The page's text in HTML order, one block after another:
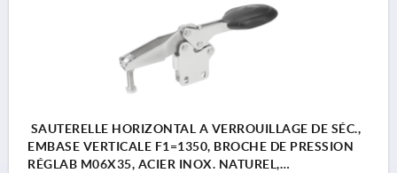
SAUTERELLE HORIZONTAL A VERROUILLAGE DE SÉC.,
EMBASE VERTICALE F1=1350, BROCHE DE PRESSION
RÉGLAB M06X35, ACIER INOX. NATUREL,